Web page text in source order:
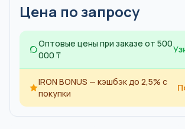
Цена по запросу
Оптовые цены при заказе от 500
000 ₸
IRON BONUS — кэшбэк до 2,5% с
покупки